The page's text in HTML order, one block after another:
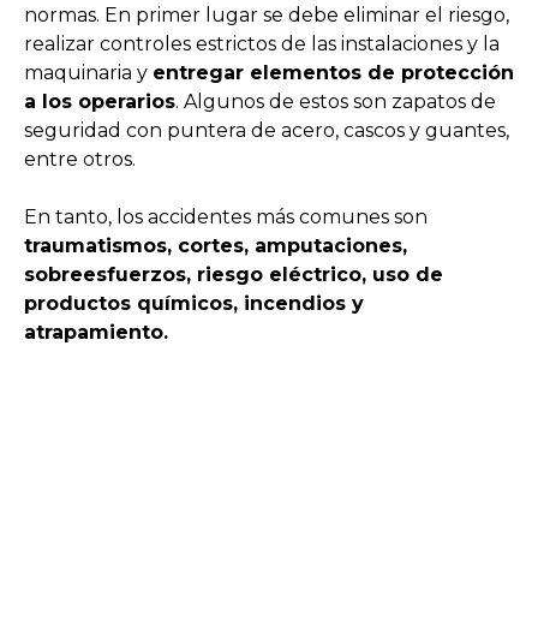
normas. En primer lugar se debe eliminar el riesgo,
realizar controles estrictos de las instalaciones y la
maquinaria y entregar elementos de protección
a los operarios. Algunos de estos son zapatos de
seguridad con puntera de acero, cascos y guantes,
entre otros.
En tanto, los accidentes más comunes son
traumatismos, cortes, amputaciones,
sobreesfuerzos, riesgo eléctrico, uso de
productos químicos, incendios y
atrapamiento.